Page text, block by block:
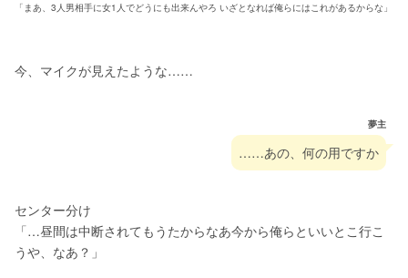
「まあ、3人男相手に女1人でどうにも出来んやろ いざとなれば俺らにはこれがあるからな」
今、マイクが見えたような……
夢主
……あの、何の用ですか
センター分け
「…昼間は中断されてもうたからなあ今から俺らといいとこ行こ
うや、なあ？」